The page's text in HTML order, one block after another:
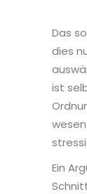
Das
dies
ist
Ein